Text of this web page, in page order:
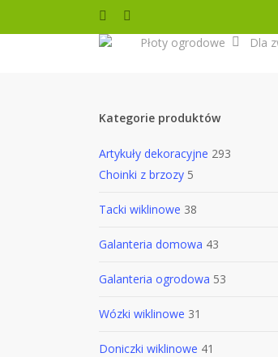
to
facebookinstagram
Płoty ogrodowe Dla
Kategorie produktów
Artykuły dekoracyjne 293
Choinki z brzozy 5
Tacki wiklinowe 38
Galanteria domowa 43
Galanteria ogrodowa 53
Wózki wiklinowe 31
Doniczki wiklinowe 41